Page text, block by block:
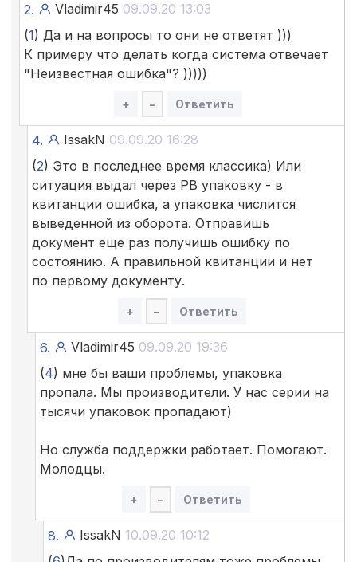
2. Vladimir45 09.09.20 13:03
(1) Да и на вопросы то они не ответят )))
К примеру что делать когда система отвечает
"Неизвестная ошибка"? )))))
+ – Ответить
4. IssakN 09.09.20 16:28
(2) Это в последнее время классика) Или
ситуация выдал через РВ упаковку - в
квитанции ошибка, а упаковка числится
выведенной из оборота. Отправишь
документ еще раз получишь ошибку по
состоянию. А правильной квитанции и нет
по первому документу.
+ – Ответить
6. Vladimir45 09.09.20 19:36
(4) мне бы ваши проблемы, упаковка
пропала. Мы производители. У нас серии на
тысячи упаковок пропадают)
Но служба поддержки работает. Помогают.
Молодцы.
+ – Ответить
8. IssakN 10.09.20 10:12